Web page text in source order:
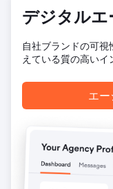
し、1万以上の重要
おける可視性と業
エー
デジタルエ
自社ブランドの可
えている質の高いイ
エ